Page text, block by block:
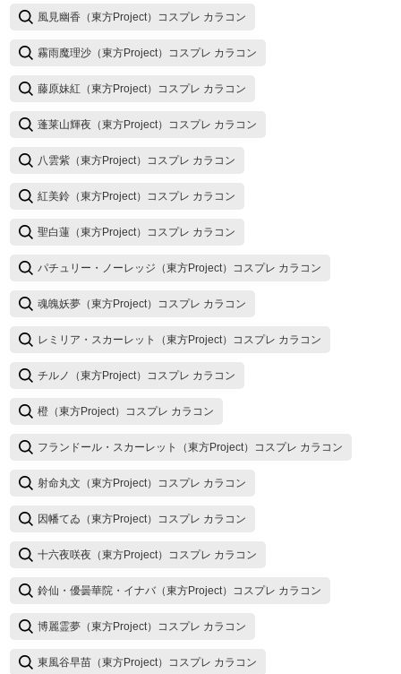
風見幽香（東方Project）コスプレ カラコン
霧雨魔理沙（東方Project）コスプレ カラコン
藤原妹紅（東方Project）コスプレ カラコン
蓬莱山輝夜（東方Project）コスプレ カラコン
八雲紫（東方Project）コスプレ カラコン
紅美鈴（東方Project）コスプレ カラコン
聖白蓮（東方Project）コスプレ カラコン
パチュリー・ノーレッジ（東方Project）コスプレ カラコン
魂魄妖夢（東方Project）コスプレ カラコン
レミリア・スカーレット（東方Project）コスプレ カラコン
チルノ（東方Project）コスプレ カラコン
橙（東方Project）コスプレ カラコン
フランドール・スカーレット（東方Project）コスプレ カラコン
射命丸文（東方Project）コスプレ カラコン
因幡てゐ（東方Project）コスプレ カラコン
十六夜咲夜（東方Project）コスプレ カラコン
鈴仙・優曇華院・イナバ（東方Project）コスプレ カラコン
博麗霊夢（東方Project）コスプレ カラコン
東風谷早苗（東方Project）コスプレ カラコン